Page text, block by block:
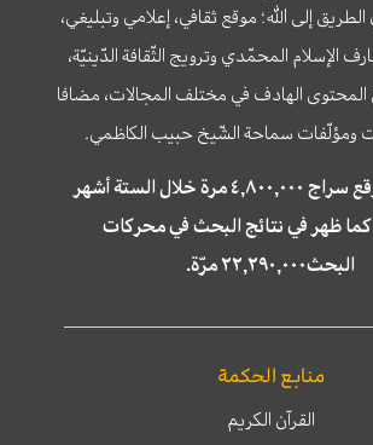
إلى الله؛ موقع ثقافي، إعلامي وتبليغي،
الإسلام المحمّدي وترويج الثّقافة الدّينيّة،
الهادف في مختلف المجالات، مضافا
ومؤلّفات سماحة الشّيخ حبيب الكاظمي.
تمّت زيارة موقع سراج ٤,٨٠٠,٠٠٠ مرة خلال الستة أشهر
كما ظهر في نتائج البحث في محركات
البحث٢٢,٢٩٠,٠٠٠ مرّة.
منابع الحكمة
القرآن الكريم